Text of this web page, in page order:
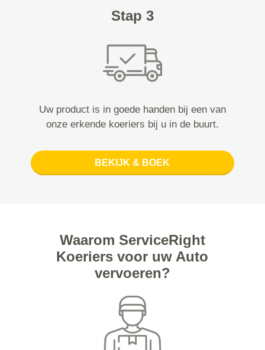
Stap 3
Uw product is in goede handen bij een van
onze erkende koeriers bij u in de buurt.
BEKIJK & BOEK
Waarom ServiceRight
Koeriers voor uw Auto
vervoeren?